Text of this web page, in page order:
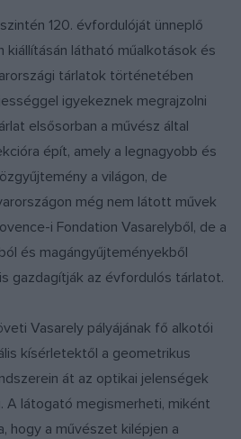
120. évfordulóját ünneplő
kiállításán látható műalkotások és
tárlatok történetében
igyekeznek megrajzolni
elsősorban a művész által
épít, amely a legnagyobb és
a világon, de
még nem látott művek
i Fondation Vasarelyből, de a
és magángyűjteményekből
gazdagítják az évfordulós tárlatot.
Vasarely pályájának fő alkotói
kísérletektől a geometrikus
át az optikai jelenségek
látogató megismerheti, miként
hogy a művészet kilépjen a